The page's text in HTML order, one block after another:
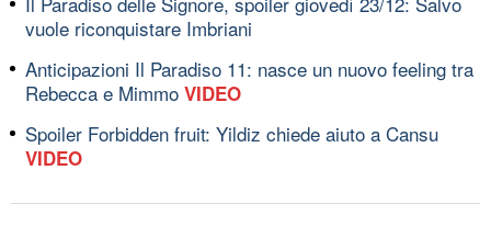
vuole riconquistare Imbriani
Anticipazioni Il Paradiso 11: nasce un nuovo feeling tra
Rebecca e Mimmo VIDEO
Spoiler Forbidden fruit: Yildiz chiede aiuto a Cansu
VIDEO